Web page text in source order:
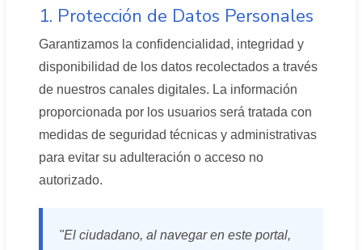
1. Protección de Datos Personales
Garantizamos la confidencialidad, integridad y
disponibilidad de los datos recolectados a través
de nuestros canales digitales. La información
proporcionada por los usuarios será tratada con
medidas de seguridad técnicas y administrativas
para evitar su adulteración o acceso no
autorizado.
"El ciudadano, al navegar en este portal,